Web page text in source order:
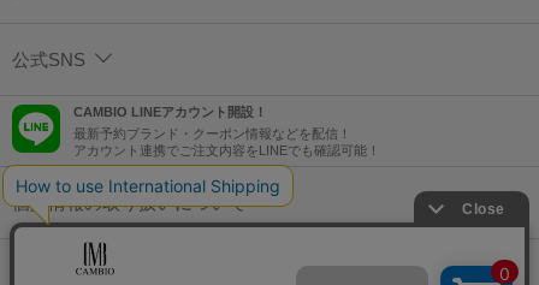
公式SNS
CAMBIO LINEアカウント開設！
最新予約ブランド・クーポン情報などを配信！
アカウント連携でご注文内容をLINEでも確認可能！
個人情報の取り扱いについて
特定商取引法に基づく表示